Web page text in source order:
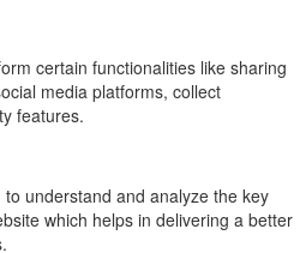
certain functionalities like sharing
media platforms, collect
features.
understand and analyze the key
which helps in delivering a better